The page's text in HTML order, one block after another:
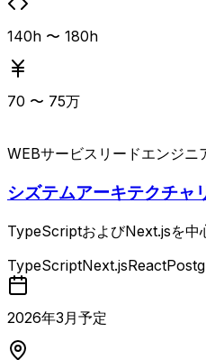
140h 〜 180h
70 〜 75万
WEBサービス リードエンジニ
シズテムアーキテクチ
TypeScriptおよびNext.jsを中
策定を担う案件。 主な業務は、プロジェクト全体の設計・
要件定義、システムアーキテ
定、コードレビューなどの品
フロントエンド開発チームと
トの進捗管理および課題管理
TypeScriptNext.jsReact
2026年3 月予定